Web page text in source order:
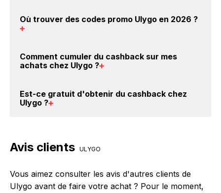
crédités sur votre cagnotte BackBackBack lorsque
Où trouver des codes promo Ulygo en 2026 ?
promo chez Ulygo. Si descodes promo Ulygo sont
disponibles sur notre site BackBackBack, vous les
promo Ulygo.
Comment cumuler du cashback sur mes
achats chez Ulygo ?
: Créez votre compte sur BackBackBack et cliquez
sur le bouton Activer le cashback, réalisez votre
sur le site Ulygo.
Est-ce gratuit d'obtenir du cashback chez
Ulygo ?
cashback sur vos achats chez Ulygo. Oui, c'est donc
Avis clients ULYGO
Vous aimez consulter les avis d'autres clients de
Ulygo avant de faire votre achat ? Pour le moment,